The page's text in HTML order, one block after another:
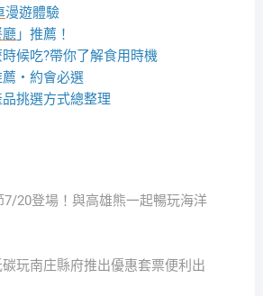
漫遊體驗
」推薦！
候吃?帶你了解食用時機
・約會必選
挑選方式總整理
7/20登場！與高雄熊一起暢玩海洋
玩南庄縣府推出優惠套票便利出